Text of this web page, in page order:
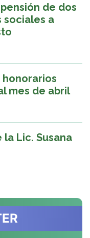
de dos
sociales a
honorarios
mes de abril
Lic. Susana